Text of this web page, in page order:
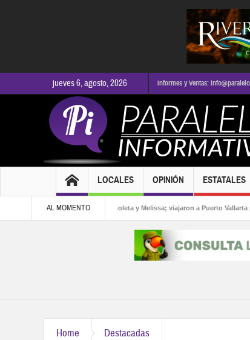
jueves 6, agosto, 2026 Informes y Ventas:
LOCALES OPINIÓN ESTATALES
AL MOMENTO
Buscan a Violeta y Melissa; viajaron a Puerto Vallarta por
Home Destacadas